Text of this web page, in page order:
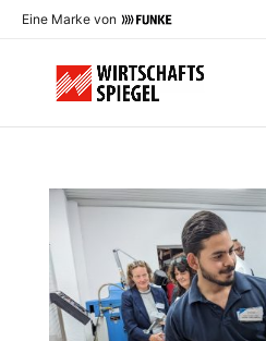
Eine Marke von